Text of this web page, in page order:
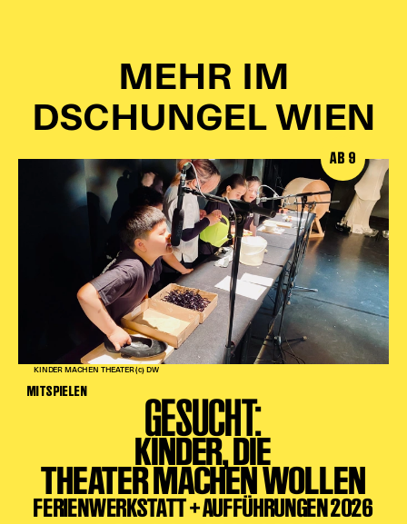
MEHR IM
DSCHUNGEL WIEN
KINDER MACHEN THEATER (c) DW
AB 9
MITSPIELEN GESUCHT:
KINDER, DIE
THEATER MACHEN WOLLEN
FERIENWERKSTATT + AUFFÜHRUNGEN 2026